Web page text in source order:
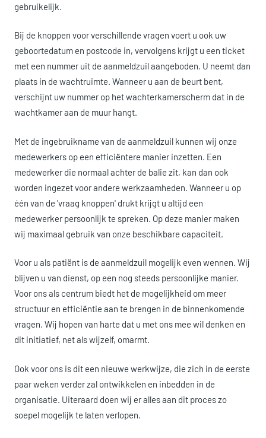
gebruikelijk.
Bij de knoppen voor verschillende vragen voert u ook uw
geboortedatum en postcode in, vervolgens krijgt u een ticket
met een nummer uit de aanmeldzuil aangeboden. U neemt dan
plaats in de wachtruimte. Wanneer u aan de beurt bent,
verschijnt uw nummer op het wachterkamerscherm dat in de
wachtkamer aan de muur hangt.
Met de ingebruikname van de aanmeldzuil kunnen wij onze
medewerkers op een efficiëntere manier inzetten. Een
medewerker die normaal achter de balie zit, kan dan ook
worden ingezet voor andere werkzaamheden. Wanneer u op
één van de 'vraag knoppen' drukt krijgt u altijd een
medewerker persoonlijk te spreken. Op deze manier maken
wij maximaal gebruik van onze beschikbare capaciteit.
Voor u als patiënt is de aanmeldzuil mogelijk even wennen. Wij
blijven u van dienst, op een nog steeds persoonlijke manier.
Voor ons als centrum biedt het de mogelijkheid om meer
structuur en efficiëntie aan te brengen in de binnenkomende
vragen. Wij hopen van harte dat u met ons mee wil denken en
dit initiatief, net als wijzelf, omarmt.
Ook voor ons is dit een nieuwe werkwijze, die zich in de eerste
paar weken verder zal ontwikkelen en inbedden in de
organisatie. Uiteraard doen wij er alles aan dit proces zo
soepel mogelijk te laten verlopen.